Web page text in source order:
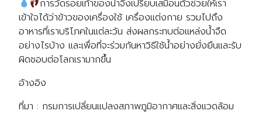
การวัดรอยเท้าของน้ำจึงเปรียบเสมือนตัวช่วยให้เรา
เข้าใจได้ว่าข้าวของเครื่องใช้ เครื่องแต่งกาย รวมไปถึง
อาหารที่เราบริโภคในแต่ละวัน ส่งผลกระทบต่อแหล่งน้ำจืด
อย่างไรบ้าง และเพื่อที่จะร่วมกันหาวิธีใช้น้ำอย่างยั่งยืนและรับ
ผิดชอบต่อโลกเรามากขึ้น
อ้างอิง
ที่มา : กรมการเปลี่ยนแปลงสภาพภูมิอากาศและสิ่งแวดล้อม